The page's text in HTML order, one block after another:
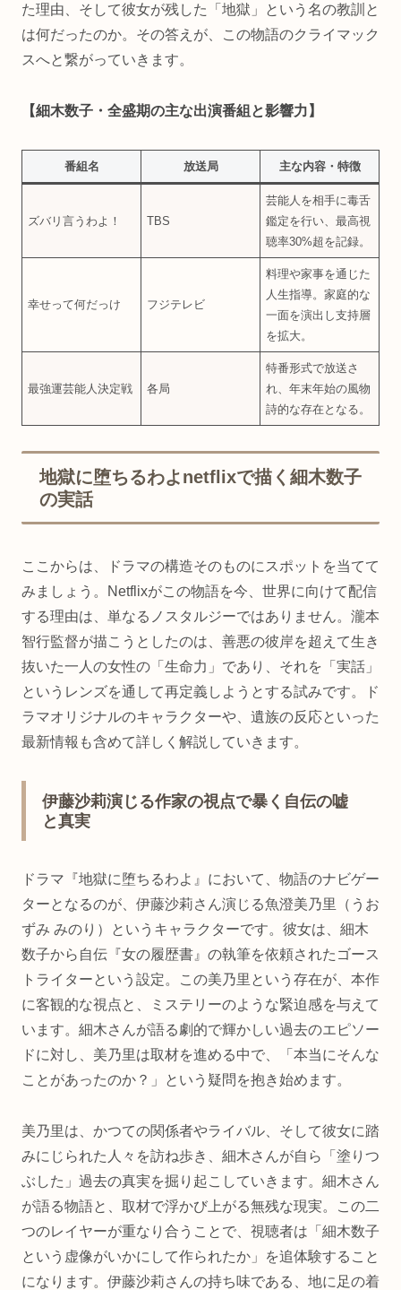
た理由、そして彼女が残した「地獄」という名の教訓と
は何だったのか。その答えが、この物語のクライマック
スへと繋がっていきます。
【細木数子・全盛期の主な出演番組と影響力】
番組名 放送局 主な内容・特徴
ズバリ言うわよ！ TBS
芸能人を相手に毒舌
鑑定を行い、最高視
聴率30%超を記録。
幸せって何だっけ フジテレビ
料理や家事を通じた
人生指導。家庭的な
一面を演出し支持層
を拡大。
最強運芸能人決定戦 各局
特番形式で放送さ
れ、年末年始の風物
詩的な存在となる。
地獄に堕ちるわよnetflixで描く細木数子
の実話
ここからは、ドラマの構造そのものにスポットを当てて
みましょう。Netflixがこの物語を今、世界に向けて配信
する理由は、単なるノスタルジーではありません。瀧本
智行監督が描こうとしたのは、善悪の彼岸を超えて生き
抜いた一人の女性の「生命力」であり、それを「実話」
というレンズを通して再定義しようとする試みです。ド
ラマオリジナルのキャラクターや、遺族の反応といった
最新情報も含めて詳しく解説していきます。
伊藤沙莉演じる作家の視点で暴く自伝の嘘
と真実
ドラマ『地獄に堕ちるわよ』において、物語のナビゲー
ターとなるのが、伊藤沙莉さん演じる魚澄美乃里（うお
ずみ みのり）というキャラクターです。彼女は、細木
数子から自伝『女の履歴書』の執筆を依頼されたゴース
トライターという設定。この美乃里という存在が、本作
に客観的な視点と、ミステリーのような緊迫感を与えて
います。細木さんが語る劇的で輝かしい過去のエピソー
ドに対し、美乃里は取材を進める中で、「本当にそんな
ことがあったのか？」という疑問を抱き始めます。
美乃里は、かつての関係者やライバル、そして彼女に踏
みにじられた人々を訪ね歩き、細木さんが自ら「塗りつ
ぶした」過去の真実を掘り起こしていきます。細木さん
が語る物語と、取材で浮かび上がる無残な現実。この二
つのレイヤーが重なり合うことで、視聴者は「細木数子
という虚像がいかにして作られたか」を追体験すること
になります。伊藤沙莉さんの持ち味である、地に足の着